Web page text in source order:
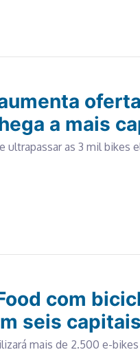
a mais
ultrapassar as 3 mil bikes
com
seis capitais
mais de 2.500 e-